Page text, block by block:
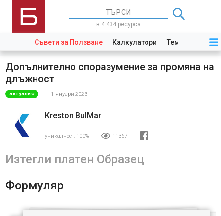
в 4 434 ресурса
Съвети за Ползване Калкулатори Теми Закони
Допълнително споразумение за промяна на
длъжност
актуално 1 януари 2023
Kreston BulMar
уникалност: 100% 11367
Изтегли платен Образец
Формуляр